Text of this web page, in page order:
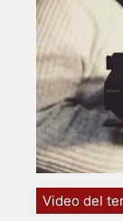
Video del